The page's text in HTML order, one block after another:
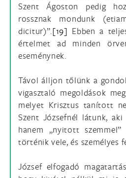
Szent Ágoston pedig
rossznak mondunk
dicitur)”.[19] Ebben a
értelmet ad minden
eseménynek.
Távol álljon tőlünk a
vigasztaló megoldások
melyet Krisztus tanított
Szent Józsefnél látunk,
hanem „nyitott szemmel”
történik vele, és személyes
József elfogadó